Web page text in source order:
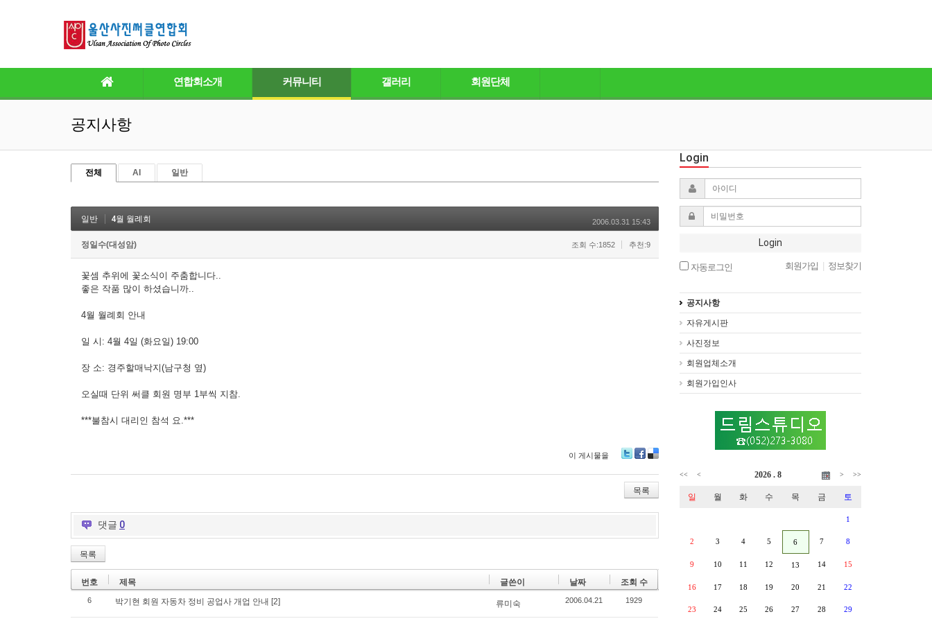
연합회소개 커뮤니티 갤러리 회원단체
공지사항
전체 AI 일반
일반 4월 월례회 2006.03.31 15:43
정일수(대성암) 조회 수:1852 추천:9
꽃셈 추위에 꽃소식이 주춤합니다..
좋은 작품 많이 하셨습니까..
4월 월례회 안내
일 시: 4월 4일 (화요일) 19:00
장 소: 경주할매낙지(남구청 옆)
오실때 단위 써클 회원 명부 1부씩 지참.
***불참시 대리인 참석 요.***
이 게시물을
itte ce
bo
ok
lici
ou
s
목록
댓글 0
목록
번호 제목 글쓴이 날짜 조회 수
6 박기현 회원 자동차 정비 공업사 개업 안내 [2] 류미숙 2006.04.21 1929
Login
Login
자동로그인 회원가입 정보찾기
공지사항
자유게시판
사진정보
회원업체소개
회원가입인사
<< < > >>
2026 . 8
일 월 화 수 목 금 토
1
2 3 4 5 6 7 8
9 10 11 12 13 14 15
16 17 18 19 20 21 22
23 24 25 26 27 28 29